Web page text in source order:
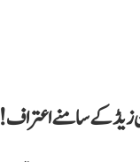
زیڈ کے سامنے اعتراف!